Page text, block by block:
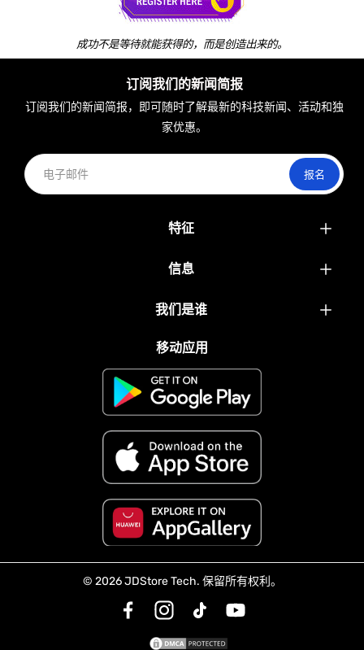
成功不是等待就能获得的，而是创造出来的。
订阅我们的新闻简报
订阅我们的新闻简报，即可随时了解最新的科技新闻、活动和独
家优惠。
报名
特征
目录
移动应用
追踪您的订单
信息
最新消息
环境保育
我们是谁
常见问题解答
关于我们
配送与退货
服务条款
隐私政策
移动应用
© 2026 JDStore Tech. 保留所有权利。